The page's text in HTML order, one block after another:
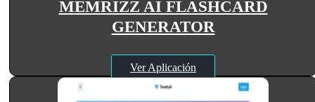
MEMRIZZ AI FLASHCARD
GENERATOR
Ver Aplicación